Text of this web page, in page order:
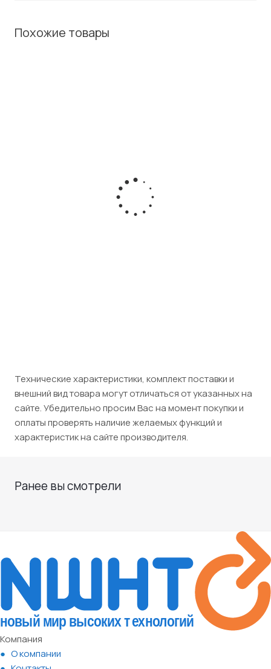
Похожие товары
Термотрансферный принтер этикеток Brady BMP21-
Есть в наличии
Технические характеристики, комплект поставки и
внешний вид товара могут отличаться от указанных на
сайте. Убедительно просим Вас на момент покупки и
оплаты проверять наличие желаемых функций и
характеристик на сайте производителя.
Ранее вы смотрели
Компания
О компании